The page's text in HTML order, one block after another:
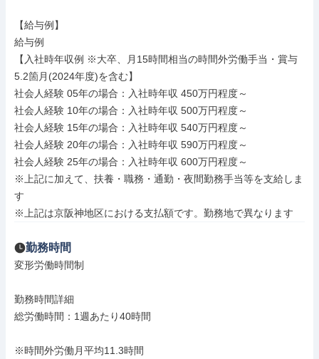
【給与例】
給与例
【入社時年収例 ※大卒、月15時間相当の時間外労働手当・賞与
5.2箇月(2024年度)を含む】
社会人経験 05年の場合：入社時年収 450万円程度～
社会人経験 10年の場合：入社時年収 500万円程度～
社会人経験 15年の場合：入社時年収 540万円程度～
社会人経験 20年の場合：入社時年収 590万円程度～
社会人経験 25年の場合：入社時年収 600万円程度～
※上記に加えて、扶養・職務・通勤・夜間勤務手当等を支給しま
す
※上記は京阪神地区における支払額です。勤務地で異なります
勤務時間
変形労働時間制
勤務時間詳細
総労働時間：1週あたり40時間
※時間外労働月平均11.3時間